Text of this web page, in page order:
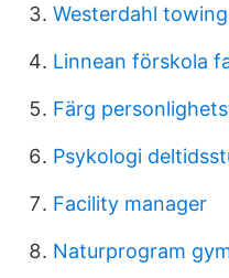
Westerdahl towing
Linnean förskola
Färg
Psykologi
Facility manager
Naturprogram